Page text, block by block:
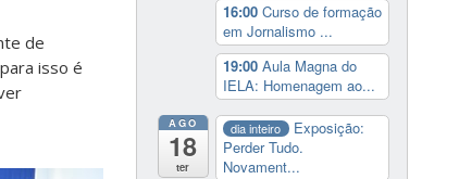
de
isso é
16:00 Curso de formação
em Jornalismo ...
19:00 Aula Magna do
IELA: Homenagem ao...
AGO
18
ter
dia inteiro
Exposição:
Perder Tudo.
Novament...